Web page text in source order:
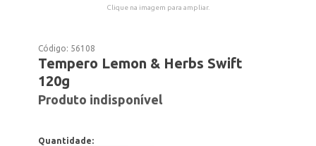
Clique na imagem para ampliar.
Código: 56108
Tempero Lemon & Herbs Swift
120g
Produto indisponível
Quantidade: